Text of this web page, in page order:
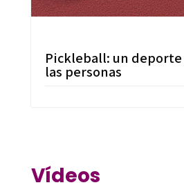
Pickleball: un deporte
las personas
Vídeos